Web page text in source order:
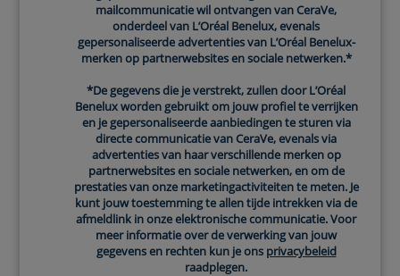
mailcommunicatie wil ontvangen van CeraVe,
onderdeel van L’Oréal Benelux, evenals
gepersonaliseerde advertenties van L’Oréal Benelux-
merken op partnerwebsites en sociale netwerken.*
*De gegevens die je verstrekt, zullen door L’Oréal
Benelux worden gebruikt om jouw profiel te verrijken
en je gepersonaliseerde aanbiedingen te sturen via
directe communicatie van CeraVe, evenals via
advertenties van haar verschillende merken op
partnerwebsites en sociale netwerken, en om de
prestaties van onze marketingactiviteiten te meten. Je
kunt jouw toestemming te allen tijde intrekken via de
afmeldlink in onze elektronische communicatie. Voor
meer informatie over de verwerking van jouw
gegevens en rechten kun je ons privacybeleid
raadplegen.